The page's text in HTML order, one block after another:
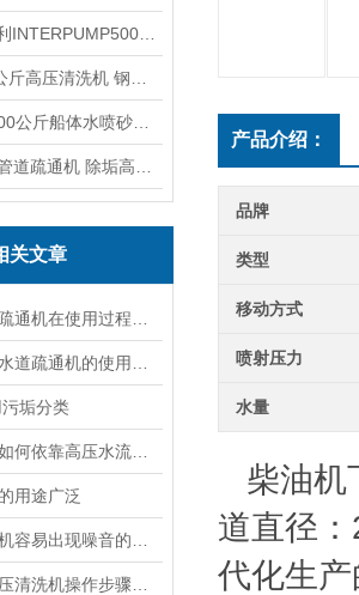
关文章
垢分类
用途广泛
产品介绍：
品牌
类型
移动方式
喷射压力
水量
柴油机
道直径
代化生